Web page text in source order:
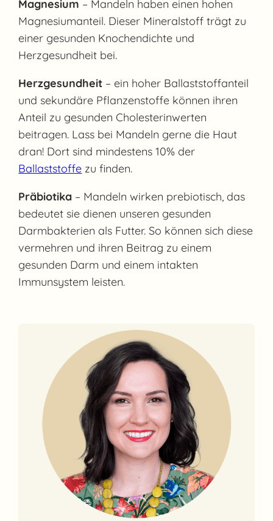
Magnesium – Mandeln haben einen hohen
Magnesiumanteil. Dieser Mineralstoff trägt zu
einer gesunden Knochendichte und
Herzgesundheit bei.
Herzgesundheit – ein hoher Ballaststoffanteil
und sekundäre Pflanzenstoffe können ihren
Anteil zu gesunden Cholesterinwerten
beitragen. Lass bei Mandeln gerne die Haut
dran! Dort sind mindestens 10% der
Ballaststoffe zu finden.
Präbiotika – Mandeln wirken prebiotisch, das
bedeutet sie dienen unseren gesunden
Darmbakterien als Futter. So können sich diese
vermehren und ihren Beitrag zu einem
gesunden Darm und einem intakten
Immunsystem leisten.